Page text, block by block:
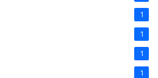
1
1
1
1